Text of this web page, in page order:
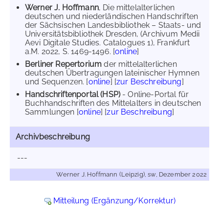
Werner J. Hoffmann, Die mittelalterlichen
deutschen und niederländischen Handschriften
der Sächsischen Landesbibliothek – Staats- und
Universitätsbibliothek Dresden, (Archivum Medii
Aevi Digitale Studies. Catalogues 1), Frankfurt
a.M. 2022, S. 1469-1496. [online]
Berliner Repertorium der mittelalterlichen
deutschen Übertragungen lateinischer Hymnen
und Sequenzen. [online] [zur Beschreibung]
Handschriftenportal (HSP)- Online-Portal für
Buchhandschriften des Mittelalters in deutschen
Sammlungen [online] [zur Beschreibung]
Archivbeschreibung
---
Werner J. Hoffmann (Leipzig), sw, Dezember 2022
Mitteilung (Ergänzung/Korrektur)